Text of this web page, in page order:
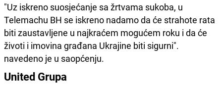
"Uz iskreno suosjećanje sa žrtvama sukoba, u
Telemachu BH se iskreno nadamo da će strahote rata
biti zaustavljene u najkraćem mogućem roku i da će
životi i imovina građana Ukrajine biti sigurni".
navedeno je u saopćenju.
United Grupa